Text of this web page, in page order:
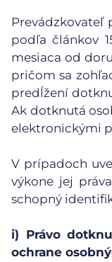
podľa článkov
mesiaca od
pričom sa
predĺžení
Ak dotknutá
elektronickými
V prípadoch
výkone jej
schopný
i) Právo
ochrane